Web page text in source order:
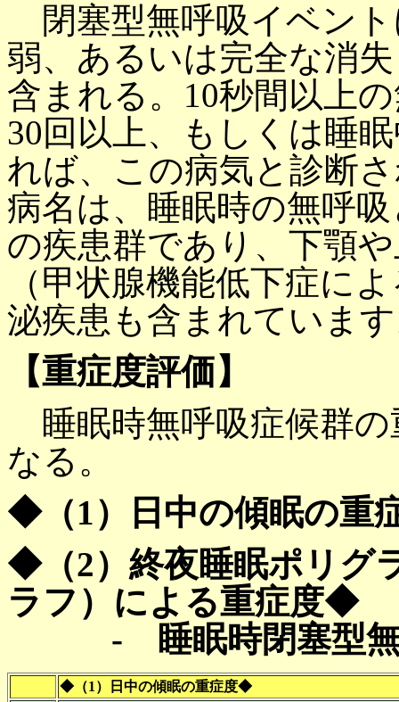
閉塞型無呼吸イベント
弱、あるいは完全な消
含まれる。10秒間以上
30回以上、もしくは睡
れば、この病気と診断
病名は、睡眠時の無呼
の疾患群であり、下顎
（甲状腺機能低下症に
泌疾患も含まれていま
【重症度評価】
睡眠時無呼吸症候群の
なる。
◆（1）日中の傾眠の重
◆（2）終夜睡眠ポリグ
ラフ）による重症度◆
- 睡眠時閉塞型無
◆（1）日中の傾眠の重症度◆